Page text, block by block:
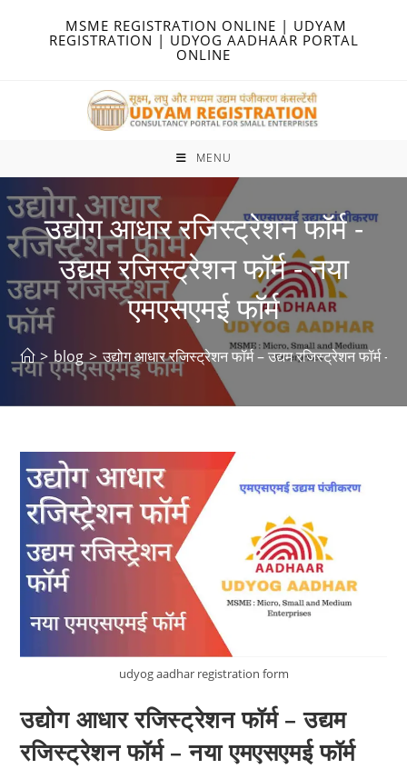
MSME REGISTRATION ONLINE | UDYAM
REGISTRATION | UDYOG AADHAAR PORTAL
ONLINE
MENU
उद्योग आधार रजिस्ट्रेशन फॉर्म -
उद्यम रजिस्ट्रेशन फॉर्म - नया
एमएसएमई फॉर्म
> blog > उद्योग आधार रजिस्ट्रेशन फॉर्म – उद्यम रजिस्ट्रेशन फॉर्म –
udyog aadhar registration form
उद्योग आधार रजिस्ट्रेशन फॉर्म – उद्यम
रजिस्ट्रेशन फॉर्म – नया एमएसएमई फॉर्म